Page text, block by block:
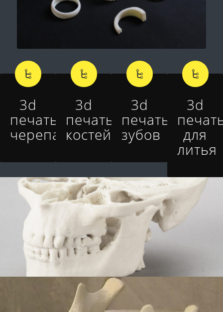
3d
печать
черепа
3d
печать
костей
3d
печать
зубов
3d
для
литья